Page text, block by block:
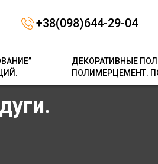
+38(098)644-29-04
ДЕКОРАТИВНЫЕ
ПОЛИМЕРЦЕМЕНТ.